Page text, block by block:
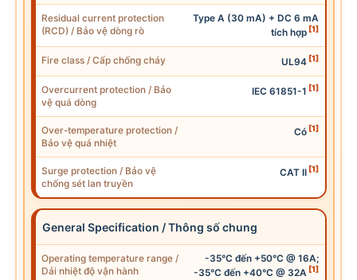
Residual current protection
(RCD) / Bảo vệ dòng rò
Type A (30 mA) + DC 6 mA
tích hợp [1]
Fire class / Cấp chống cháy UL94 [1]
Overcurrent protection / Bảo
vệ quá dòng
IEC 61851-1 [1]
Over-temperature protection /
Bảo vệ quá nhiệt
Có [1]
Surge protection / Bảo vệ
chống sét lantruyền
CAT II [1]
General Specification / Thông số chung
Operating temperature range/
Dải nhiệt độ vận hành
-35°C đến +50°C @ 16A;
-35°C đến +40°C @ 32A [1]